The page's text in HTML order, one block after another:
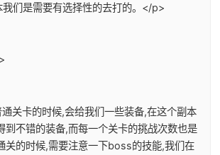
们是需要有选择性的去打的。</p>
关卡的时候,会给我们一些装备,在这个副本
到不错的装备,而每一个关卡的挑战次数也是
关的时候,需要注意一下boss的技能,我们在